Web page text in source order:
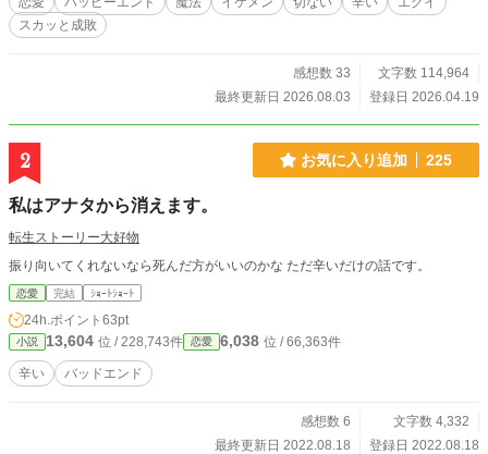
スカッと成敗
感想数 33
文字数 114,964
最終更新日 2026.08.03
登録日 2026.04.19
2 お気に入り追加 225
私はアナタから消えます。
転生ストーリー大好物
振り向いてくれないなら死んだ方がいいのかな ただ辛いだけの話です。
恋愛 完結 ｼｮｰﾄｼｮｰﾄ
24h.ポイント 63pt
小説 13,604 位 / 228,743件 恋愛 6,038 位 / 66,363件
辛い バッドエンド
感想数 6
文字数 4,332
最終更新日 2022.08.18
登録日 2022.08.18